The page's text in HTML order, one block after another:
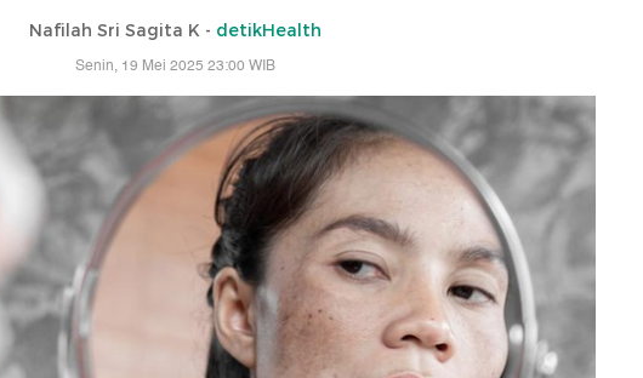
Nafilah Sri Sagita K - detikHealth
Senin, 19 Mei 2025 23:00 WIB